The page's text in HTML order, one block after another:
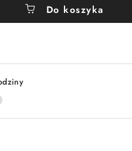
Do koszyka